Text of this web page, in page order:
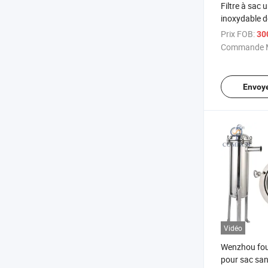
Filtre à sac
inoxydable
AISI304
avec un
Prix FOB:
Commande
Vidéo
Wenzhou
pour sac